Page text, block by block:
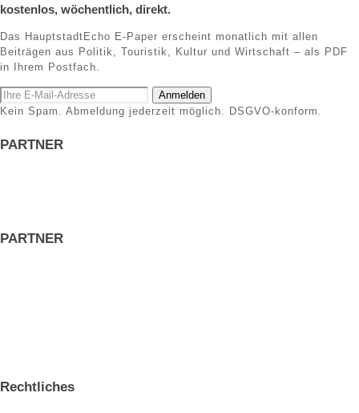
kostenlos, wöchentlich, direkt.
Das HauptstadtEcho E-Paper erscheint monatlich mit allen
Beiträgen aus Politik, Touristik, Kultur und Wirtschaft – als PDF
in Ihrem Postfach.
Anmelden
Kein Spam. Abmeldung jederzeit möglich. DSGVO-konform.
PARTNER
PARTNER
Rechtliches